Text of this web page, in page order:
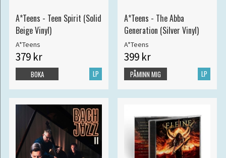
A*Teens - Teen Spirit (Solid
Beige Vinyl)
A*Teens
379 kr
LP
BOKA
A*Teens - The Abba
Generation (Silver Vinyl)
A*Teens
399 kr
LP
PÅMINN MIG